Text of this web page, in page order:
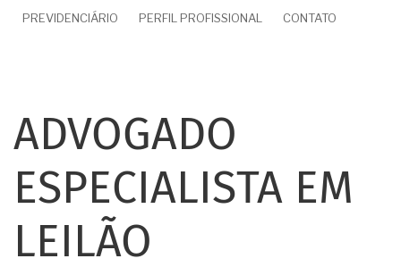
PREVIDENCIÁRIO PERFIL PROFISSIONAL CONTATO
ADVOGADO
ESPECIALISTA EM
LEILÃO